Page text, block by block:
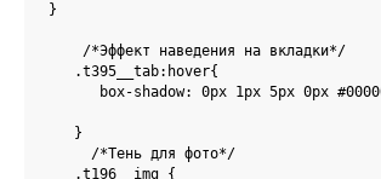
}
    /*Эффект наведения на вкладки*/
   .t395__tab:hover{
box-shadow: 0px 1px 5px 0px
   }
     /*Тень для фото*/
   .t196__img {